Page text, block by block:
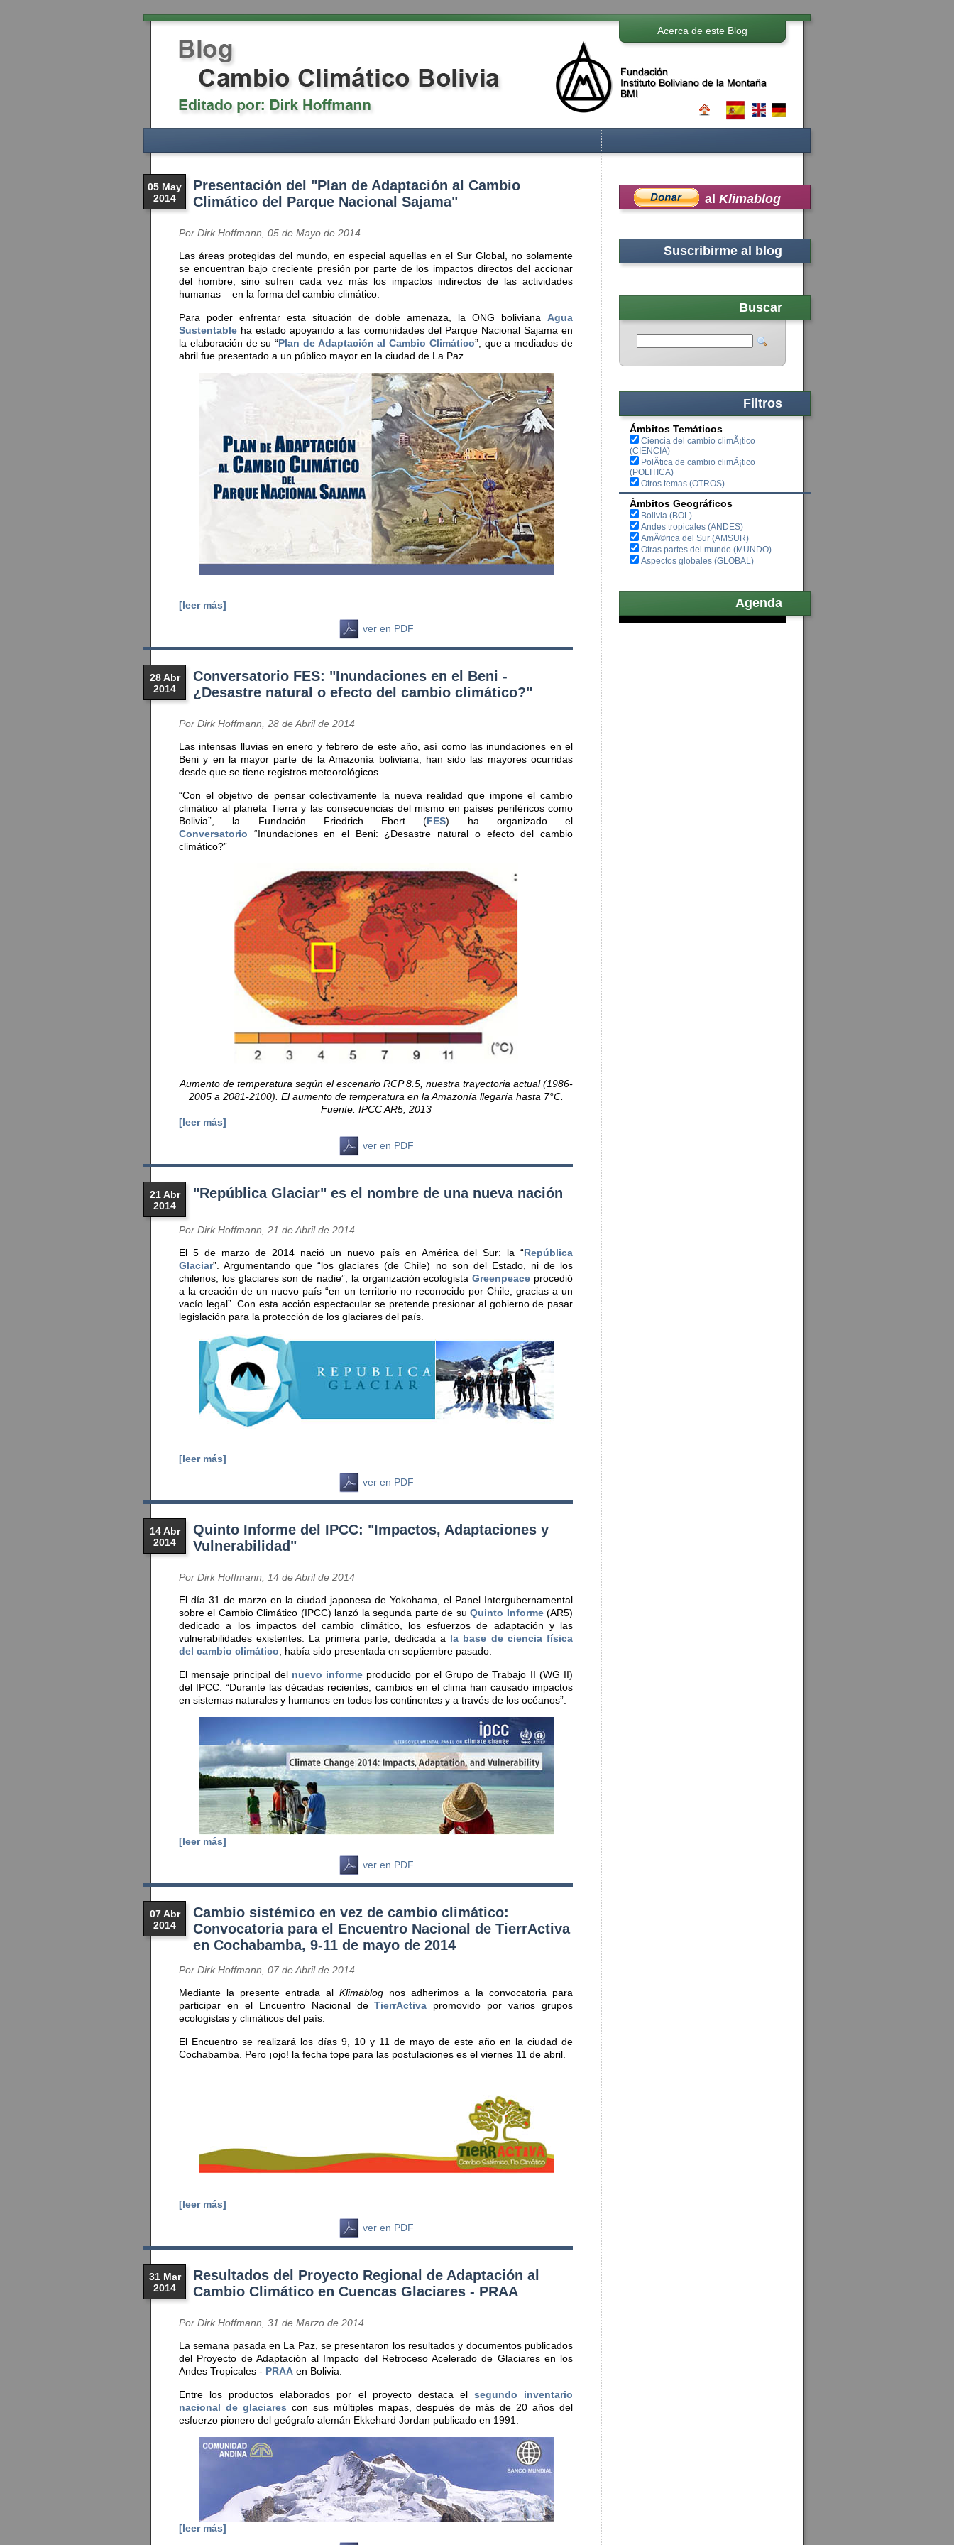
Acerca de este Blog
05 May
2014
Presentación del "Plan de Adaptación al Cambio
Climático del Parque Nacional Sajama"
Por Dirk Hoffmann, 05 de Mayo de 2014
Las áreas protegidas del mundo, en especial aquellas en el Sur Global, no solamente
se encuentran bajo creciente presión por parte de los impactos directos del accionar
del hombre, sino sufren cada vez más los impactos indirectos de las actividades
humanas – en la forma del cambio climático.
Para poder enfrentar esta situación de doble amenaza, la ONG boliviana Agua
Sustentable ha estado apoyando a las comunidades del Parque Nacional Sajama en
la elaboración de su “Plan de Adaptación al Cambio Climático”, que a mediados de
abril fue presentado a un público mayor en la ciudad de La Paz.
[leer más]
ver en PDF
28 Abr
2014
Conversatorio FES: "Inundaciones en el Beni -
¿Desastre natural o efecto del cambio climático?"
Por Dirk Hoffmann, 28 de Abril de 2014
Las intensas lluvias en enero y febrero de este año, así como las inundaciones en el
Beni y en la mayor parte de la Amazonía boliviana, han sido las mayores ocurridas
desde que se tiene registros meteorológicos.
“Con el objetivo de pensar colectivamente la nueva realidad que impone el cambio
climático al planeta Tierra y las consecuencias del mismo en países periféricos como
Bolivia”, la Fundación Friedrich Ebert (FES) ha organizado el
Conversatorio “Inundaciones en el Beni: ¿Desastre natural o efecto del cambio
climático?”
Aumento de temperatura según el escenario RCP 8.5, nuestra trayectoria actual (1986-
2005 a 2081-2100). El aumento de temperatura en la Amazonía llegaría hasta 7°C.
Fuente: IPCC AR5, 2013
[leer más]
ver en PDF
21 Abr
2014
"República Glaciar" es el nombre de una nueva nación
Por Dirk Hoffmann, 21 de Abril de 2014
El 5 de marzo de 2014 nació un nuevo país en América del Sur: la “República
Glaciar”. Argumentando que “los glaciares (de Chile) no son del Estado, ni de los
chilenos; los glaciares son de nadie”, la organización ecologistaGreenpeace procedió
a la creación de un nuevo país “en un territorio no reconocido por Chile, gracias a un
vacío legal”. Con esta acción espectacular se pretende presionar al gobierno de pasar
legislación para la protección de los glaciares del país.
[leer más]
ver en PDF
14 Abr
2014
Quinto Informe del IPCC: "Impactos, Adaptaciones y
Vulnerabilidad"
Por Dirk Hoffmann, 14 de Abril de 2014
El día 31 de marzo en la ciudad japonesa de Yokohama, el Panel Intergubernamental
sobre el Cambio Climático (IPCC) lanzó la segunda parte de suQuinto Informe(AR5)
dedicado a los impactos del cambio climático, los esfuerzos de adaptación y las
vulnerabilidades existentes. La primera parte, dedicada a la base de ciencia física
del cambio climático, había sido presentada en septiembre pasado.
El mensaje principal del nuevo informe producido por el Grupo de Trabajo II (WG II)
del IPCC: “Durante las décadas recientes, cambios en el clima han causado impactos
en sistemas naturales y humanos en todos los continentes y a través de los océanos”.
[leer más]
ver en PDF
07 Abr
2014
Cambio sistémico en vez de cambio climático:
Convocatoria para el Encuentro Nacional de TierrActiva
en Cochabamba, 9-11 de mayo de 2014
Por Dirk Hoffmann, 07 de Abril de 2014
Mediante la presente entrada al Klimablog nos adherimos a la convocatoria para
participar en el Encuentro Nacional deTierrActiva promovido por varios grupos
ecologistas y climáticos del país.
El Encuentro se realizará los días 9, 10 y 11 de mayo de este año en la ciudad de
Cochabamba. Pero ¡ojo! la fecha tope para las postulaciones es el viernes 11 de abril.
[leer más]
ver en PDF
31 Mar
2014
Resultados del Proyecto Regional de Adaptación al
Cambio Climático en Cuencas Glaciares - PRAA
Por Dirk Hoffmann, 31 de Marzo de 2014
La semana pasada en La Paz, se presentaron los resultados y documentos publicados
del Proyecto de Adaptación al Impacto del Retroceso Acelerado de Glaciares en los
Andes Tropicales - PRAA en Bolivia.
Entre los productos elaborados por el proyecto destaca el segundo inventario
nacional de glaciares con sus múltiples mapas, después de más de 20 años del
esfuerzo pionero del geógrafo alemán Ekkehard Jordan publicado en 1991.
[leer más]
al Klimablog
Suscribirme al blog
Buscar
Filtros
Ámbitos Temáticos
Ciencia del cambio climÃ¡tico
(CIENCIA)
PolÃ­tica de cambio climÃ¡tico
(POLITICA)
Otros temas (OTROS)
Ámbitos Geográficos
Bolivia (BOL)
Andes tropicales (ANDES)
AmÃ©rica del Sur (AMSUR)
Otras partes del mundo (MUNDO)
Aspectos globales (GLOBAL)
Agenda